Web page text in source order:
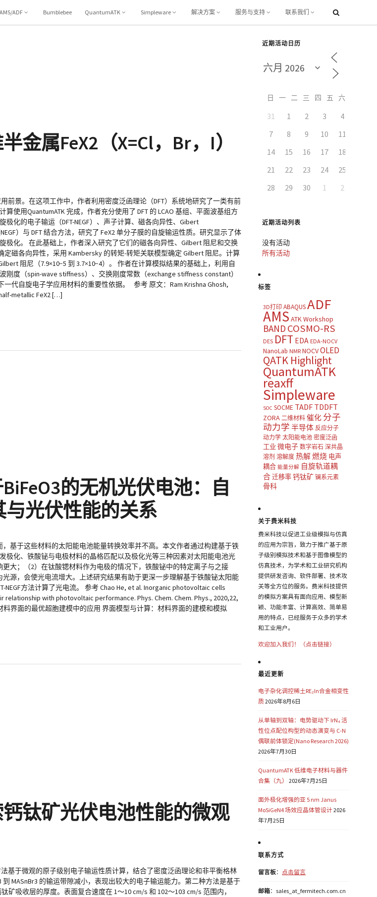
AMS/ADF Bumblebee QuantumATK Simpleware 解决方案 服务与支持 联系我们
金属FeX2（X=Cl，Br，I）
景。在这项工作中，作者利用密度泛函理论（DFT）系统地研究了一类有前
使用QuantumATK 完成，作者充分使用了 DFT 的 LCAO 基组、平面波基组方
化的电子输运（DFT-NEGF）、声子计算、磁各向异性、Gibert
）与 DFT 结合方法，研究了 FeX2 单分子膜的自旋输运性质。研究显示了体
极化。 在此基础上，作者深入研究了它们的磁各向异性、Gilbert 阻尼和交换
磁各向异性，采用 Kambersky 的转矩-转矩关联模型确定 Gilbert 阻尼。计算
阻尼（7.9×10−5 到 3.7×10−4）。 作者在计算模拟结果的基础上，利用自
度（spin-wave stiffness）、交换刚度常数（exchange stiffness constant）
代自旋电子学应用材料的重要性依据。 参考 原文：Ram Krishna Ghosh,
metallic FeX2 […]
的无机光伏电池：自
光伏性能的关系
基于这些材料的太阳能电池能量转换效率并不高。本文作者通过构建基于铁
化、铁酸铋与电极材料的晶格匹配以及极化光等三种因素对太阳能电池光
大；（2）在钛酸锶材料作为电极的情况下，铁酸铋中的特定离子与之接
源，会使光电流增大。上述研究结果有助于更深一步理解基于铁酸铋太阳能
方法计算了光电流。 参考 Chao He, et al. Inorganic photovoltaic cells
with photovoltaic performance. Phys. Chem. Chem. Phys., 2020,22,
界面的最优超胞建模中的应用 界面模型与计算：材料界面的建模和模拟
钙钛矿光伏电池性能的微观
基于微观的原子级别电子输运性质计算，结合了密度泛函理论和非平衡格林
MASnBr3 的输运带隙减小，表现出较大的电子输运能力。第二种方法是基于
吸收层的厚度。表面复合速度在 1～10 cm/s 和 102～103 cm/s 范围内，
近期活动日历
日 一 二 三 四 五
31 1 2 3 4
7
8 9 10 11
14
15 16 17 18
21
22 23 24 25
28
29 30 1 2
近期活动列表
没有活动
所有活动
标签
3D打印 ABAQUSADF
AMS ATK Workshop
BAND COSMO-RS
DES DFT EDA EDA-NOCV
NanoLab NMR NOCVOLED
QATK Highlight
QuantumATK
reaxff
Simpleware
SOC SOCME TADF TDDFT
ZORA 二维材料 催化 分子
动力学 半导体 反应分子
动力学 太阳能电池 密度泛函
工业 微电子 数字岩石 深共晶
溶剂 溶解度 热解燃烧 电声
耦合 能量分解 自旋轨道耦
合迁移率钙钛矿 镧系元素
骨科
关于费米科技
费米科技以促进工业级模拟与仿真
的应用为宗旨，致力于推广基于原
子级别模拟技术和基于图像模型的
仿真技术，为学术和工业研究机构
提供研发咨询、软件部署、技术攻
关等全方位的服务。费米科技提供
的模拟方案具有面向应用、模型新
颖、功能丰富、计算高效、简单易
用的特点，已经服务于众多的学术
和工业用户。
欢迎加入我们！（点击链接）
最近更新
电子杂化调控稀土RE₂In合金相变性
质2026年8月6日
从单轴到双轴：电势驱动下 IrN₄ 活
性位点配位构型的动态演变与 C-N
偶联前体锁定(Nano Research 2026)
2026年7月30日
QuantumATK 低维电子材料与器件
合集（九）
2026年7月25日
面外极化增强的亚 5 nm Janus
MoSiGeN4 场效应晶体管设计2026
年7月25日
联系方式
留言板： 点击留言
邮箱：sales_at_fermitech.com.cn